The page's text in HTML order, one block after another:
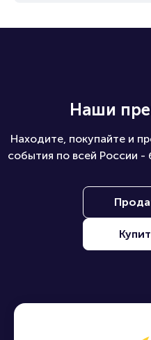
Наши
Находите, покупайте и
события по всей России